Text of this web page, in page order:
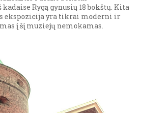
Rygą gynusių 18 bokštų. Kita
ekspozicija yra tikrai moderni ir
į šį muziejų nemokamas.